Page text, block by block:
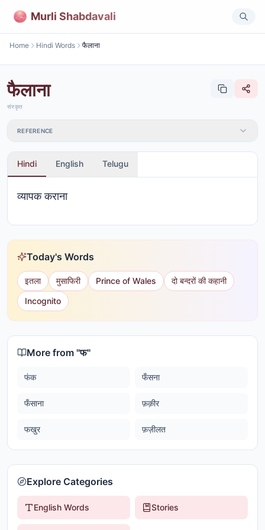
Murli Shabdavali
Home Hindi Words फैलाना
फैलाना
संस्कृत
REFERENCE
Hindi English Telugu
व्यापक कराना
Today's Words
इतला मुसाफिरी Prince of Wales
दो बन्दरों की कहानी
Incognito
More from "फ"
फंक फँसना
फँसाना फ़क़ीर
फखुर फ़ज़ीलत
Explore Categories
English Words Stories